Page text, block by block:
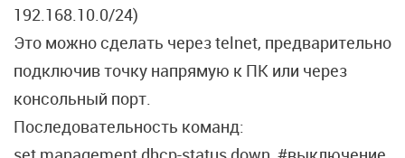
192.168.10.0/24)
Это можно сделать через telnet, предварительно
подключив точку напрямую к ПК или через
консольный порт.
Последовательность команд: